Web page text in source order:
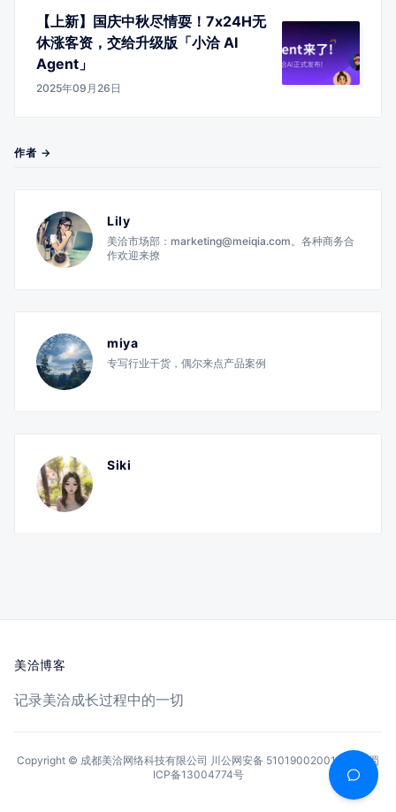
【上新】国庆中秋尽情耍！7x24H无
休涨客资，交给升级版「小洽 AI
Agent」
2025年09月26日
作者 →
Lily
美洽市场部：marketing@meiqia.com。各种商务合
作欢迎来撩
miya
专写行业干货，偶尔来点产品案例
Siki
美洽博客
记录美洽成长过程中的一切
Copyright © 成都美洽网络科技有限公司 川公网安备 51019002001144号
蜀
ICP备13004774号